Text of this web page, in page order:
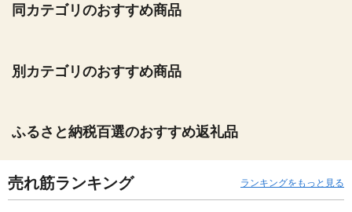
同カテゴリのおすすめ商品
別カテゴリのおすすめ商品
ふるさと納税百選のおすすめ返礼品
売れ筋ランキング ランキングをもっと見る